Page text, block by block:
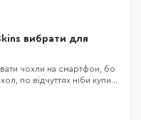
Pixel 8 та Pixel 8 Pro
акаунти в Twitter
планує
вибрати для
чохли на смартфон, бо
по відчуттях ніби купив
Дивитися картинки